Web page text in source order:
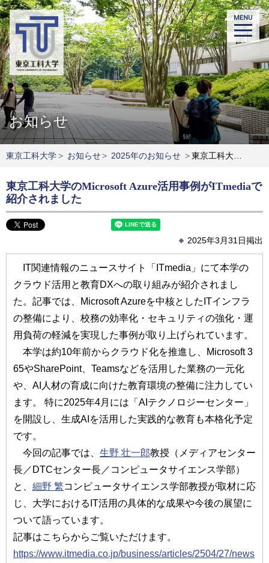
お知らせ
東京工科大学> お知らせ> 2025年のお知らせ >東京工科大学のMicrosoft Azure活用事例がITmediaで紹介されました
東京工科大学のMicrosoft Azure活用事例がITmediaで
紹介されました
2025年3月31日掲出
IT関連情報のニュースサイト「ITmedia」にて本学の
クラウド活用と教育DXへの取り組みが紹介されまし
た。記事では、Microsoft Azureを中核としたITインフラ
の整備により、校務の効率化・セキュリティの強化・運
用負荷の軽減を実現した事例が取り上げられています。
本学は約10年前からクラウド化を推進し、Microsoft 3
65やSharePoint、Teamsなどを活用した業務の一元化
や、AI人材の育成に向けた教育環境の整備に注力してい
ます。 特に2025年4月には「AIテクノロジーセンター」
を開設し、生成AIを活用した実践的な教育も本格化予定
です。
今回の記事では、 生野 壮一郎教授（メディアセンター
長／DTCセンター長／コンピュータサイエンス学部）
と、 細野 繁コンピュータサイエンス学部教授が取材に応
じ、大学におけるIT活用の具体的な成果や今後の展望に
ついて語っています。
記事はこちらからご覧いただけます。
https://www.itmedia.co.jp/business/articles/2504/27/news